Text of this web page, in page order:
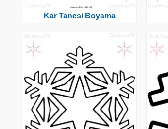
Kar Tanesi Boyama